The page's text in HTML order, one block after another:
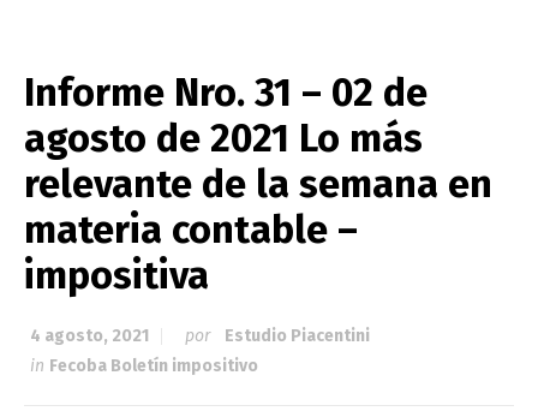
Informe Nro. 31 – 02 de
agosto de 2021 Lo más
relevante de la semana en
materia contable –
impositiva
4 agosto, 2021 por
Estudio Piacentini
in Fecoba Boletín impositivo